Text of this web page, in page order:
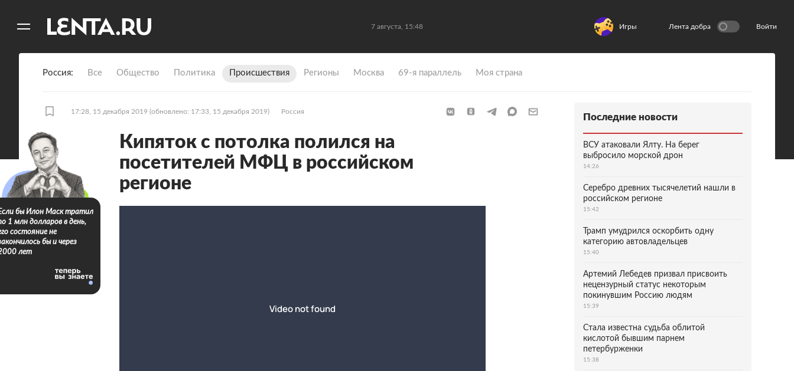
7 августа, 15:48 Игры Лента добра Войти
Россия Все Общество Политика Происшествия Регионы Москва 69-я параллель Моя страна
17:28, 15 декабря 2019 (обновлено: 17:33, 15 декабря 2019) Россия
Кипяток с потолка полился на
посетителей МФЦ в российском
регионе
бы Илон Маск тратил
1 млн долларов в день,
состояние не
бы и через
лет
Последние новости
ВСУ атаковали Ялту. На берег
выбросило морской дрон
14:26
Серебро древних тысячелетий нашли в
российском регионе
15:42
Трамп умудрился оскорбить одну
категорию автовладельцев
15:40
Артемий Лебедев призвал присвоить
нецензурный статус некоторым
покинувшим Россию людям
15:39
Стала известна судьба облитой
кислотой бывшим парнем
петербурженки
15:38